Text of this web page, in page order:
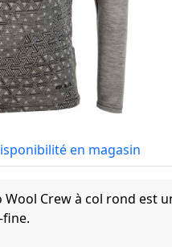
en magasin
Wool Crew à col rond est